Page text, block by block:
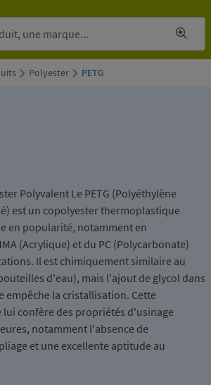
Polyester PETG
Polyvalent Le PETG (Polyéthylène
est un copolyester thermoplastique
en popularité, notamment en
(Acrylique) et du PC (Polycarbonate)
Il est chimiquement similaire au
d'eau), mais l'ajout de glycol dans
empêche la cristallisation. Cette
confère des propriétés d'usinage
notamment l'absence de
et une excellente aptitude au